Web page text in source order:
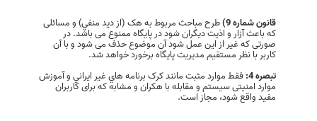
قانون شماره 9) طرح مباحث مربوط به هک (از ديد منفي) و مسائلی
که باعث آزار و اذیت دیگران شود در پایگاه ممنوع می باشد. در
صورتی که غیر از این عمل شود آن موضوع حذف می شود و با آن
کاربر با نظر مستقیم مدیریت پایگاه برخورد خواهد شد.
تبصره 4:
فقط موارد مثبت مانند کرک برنامه هاي غير ايراني و آموزش
موارد امنیتی سیستم و مقابله با هكران و مشابه که برای کاربران
مفید واقع شود، مجاز است.